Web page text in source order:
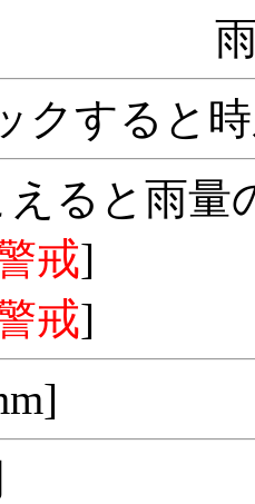
クすると
ると雨量
戒]
戒]